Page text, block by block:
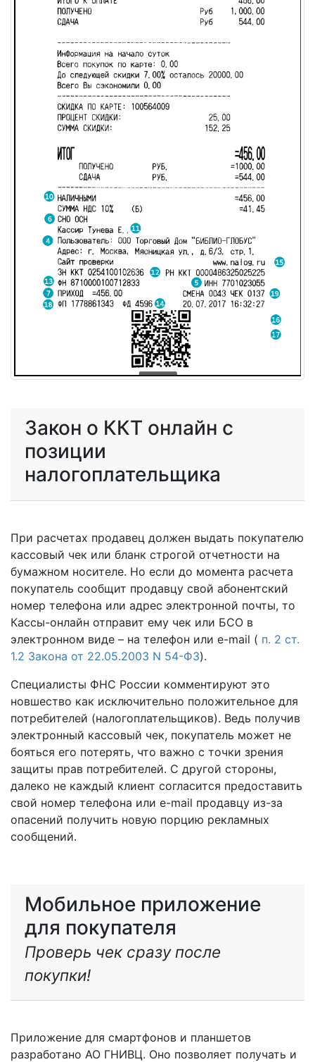
Закон о ККТ онлайн с
позиции
налогоплательщика
При расчетах продавец должен выдать покупателю
кассовый чек или бланк строгой отчетности на
бумажном носителе. Но если до момента расчета
покупатель сообщит продавцу свой абонентский
номер телефона или адрес электронной почты, то
Кассы-онлайн отправит ему чек или БСО в
электронном виде – на телефон или e-mail ( п. 2 ст.
1.2 Закона от 22.05.2003 N 54-ФЗ).
Специалисты ФНС России комментируют это
новшество как исключительно положительное для
потребителей (налогоплательщиков). Ведь получив
электронный кассовый чек, покупатель может не
бояться его потерять, что важно с точки зрения
защиты прав потребителей. С другой стороны,
далеко не каждый клиент согласится предоставить
свой номер телефона или e-mail продавцу из-за
опасений получить новую порцию рекламных
сообщений.
Мобильное приложение
для покупателя
Проверь чек сразу после
покупки!
Приложение для смартфонов и планшетов
разработано АО ГНИВЦ. Оно позволяет получать и